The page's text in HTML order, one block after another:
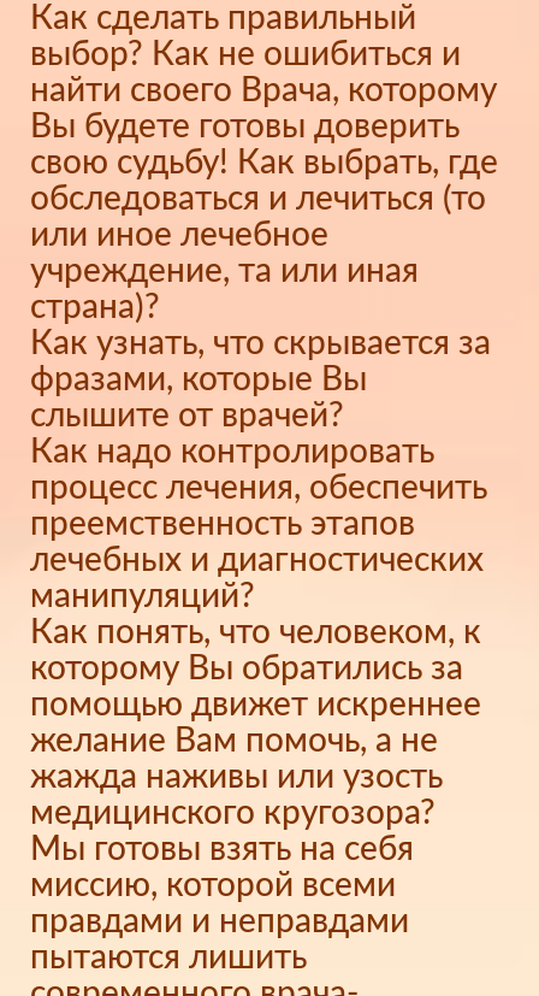
Как сделать правильный
выбор? Как не ошибиться и
найти своего Врача, которому
Вы будете готовы доверить
свою судьбу! Как выбрать, где
обследоваться и лечиться (то
или иное лечебное
учреждение, та или иная
страна)?
Как узнать, что скрывается за
фразами, которые Вы
слышите от врачей?
Как надо контролировать
процесс лечения, обеспечить
преемственность этапов
лечебных и диагностических
манипуляций?
Как понять, что человеком, к
которому Вы обратились за
помощью движет искреннее
желание Вам помочь, а не
жажда наживы или узость
медицинского кругозора?
Мы готовы взять на себя
миссию, которой всеми
правдами и неправдами
пытаются лишить